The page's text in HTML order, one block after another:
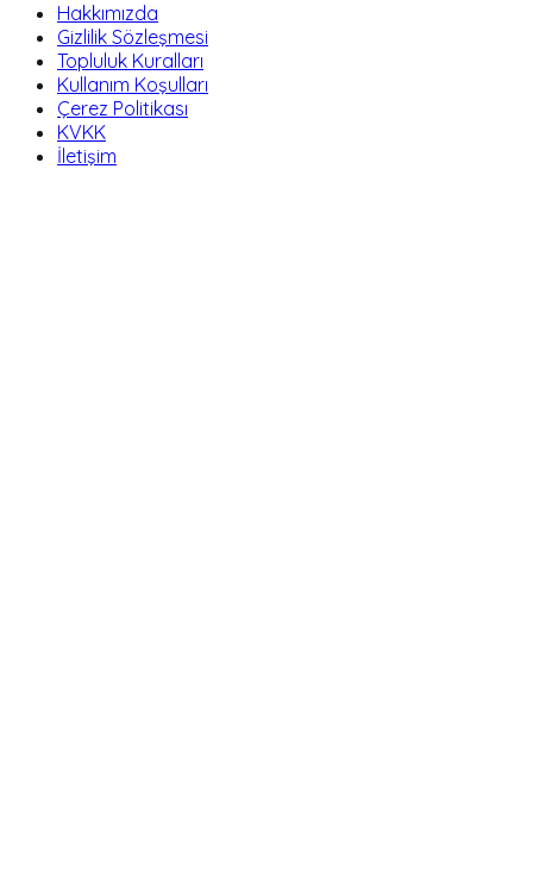
Hakkımızda
Gizlilik Sözleşmesi
Topluluk Kuralları
Kullanım Koşulları
Çerez Politikası
KVKK
İletişim